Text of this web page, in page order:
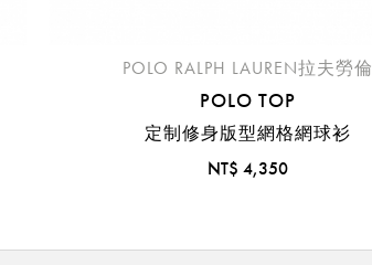
POLO RALPH LAUREN拉夫勞倫
POLO TOP
定制修身版型網格網球衫
NT$ 4,350